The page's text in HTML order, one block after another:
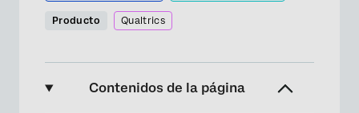
Producto Qualtrics
Contenidos de la página